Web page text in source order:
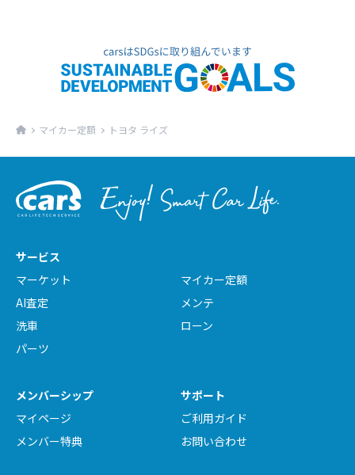
マイカー定額 トヨタ ライズ
サービス
マーケット
マイカー定額
AI査定
メンテ
洗車
ローン
パーツ
メンバーシップ
マイページ
メンバー特典
サポート
ご利用ガイド
お問い合わせ